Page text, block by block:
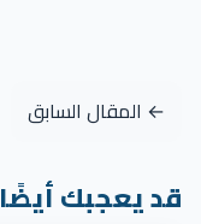
← المقال السابق
قد يعجبك أيضًا